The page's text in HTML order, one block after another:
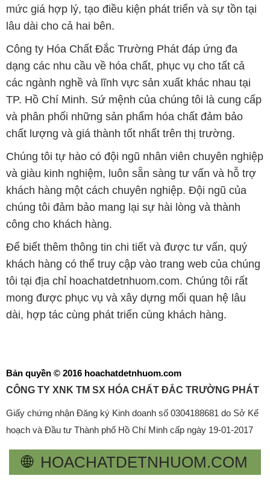
mức giá hợp lý, tạo điều kiện phát triển và sự tồn tại
lâu dài cho cả hai bên.
Công ty Hóa Chất Đắc Trường Phát đáp ứng đa
dạng các nhu cầu về hóa chất, phục vụ cho tất cả
các ngành nghề và lĩnh vực sản xuất khác nhau tại
TP. Hồ Chí Minh. Sứ mệnh của chúng tôi là cung cấp
và phân phối những sản phẩm hóa chất đảm bảo
chất lượng và giá thành tốt nhất trên thị trường.
Chúng tôi tự hào có đội ngũ nhân viên chuyên nghiệp
và giàu kinh nghiệm, luôn sẵn sàng tư vấn và hỗ trợ
khách hàng một cách chuyên nghiệp. Đội ngũ của
chúng tôi đảm bảo mang lại sự hài lòng và thành
công cho khách hàng.
Để biết thêm thông tin chi tiết và được tư vấn, quý
khách hàng có thể truy cập vào trang web của chúng
tôi tại địa chỉ hoachatdetnhuom.com. Chúng tôi rất
mong được phục vụ và xây dựng mối quan hệ lâu
dài, hợp tác cùng phát triển cùng khách hàng.
Bản quyền © 2016 hoachatdetnhuom.com
CÔNG TY XNK TM SX HÓA CHẤT ĐẮC TRƯỜNG PHÁT
Giấy chứng nhận Đăng ký Kinh doanh số 0304188681 do Sở Kế
hoạch và Đầu tư Thành phố Hồ Chí Minh cấp ngày 19-01-2017
🌐 HOACHATDETNHUOM.COM